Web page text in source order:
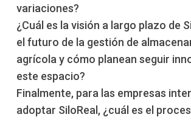
variaciones?
¿Cuál es la visión a largo plazo de
el futuro de la gestión de
agrícola y cómo planean seguir
este espacio?
Finalmente, para las empresas
adoptar SiloReal, ¿cuál es el